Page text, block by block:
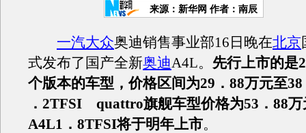
来源：新华网 作者：南辰
一汽大众奥迪销售事业部16日晚在北京
式发布了国产全新奥迪A4L。 先行上市的是
个版本的车型，价格区间为29．88万元至
．2TFSI quattro旗舰车型价格为53．88
A4L1．8TFSI将于明年上市。